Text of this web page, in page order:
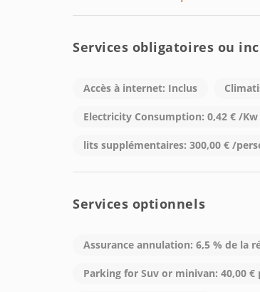
Services obligatoires ou
Accès à internet: Inclus
Electricity Consumption: 0,42 € /Kw
lits supplémentaires: 300,00 € /
Services optionnels
Assurance annulation: 6,5 % de la
Parking for Suv or minivan: 40,00